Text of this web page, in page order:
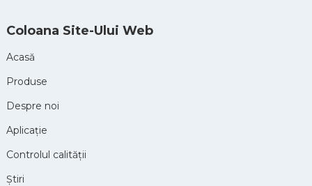
Coloana Site-Ului Web
Acasă
Produse
Despre noi
Aplicație
Controlul calității
Ştiri